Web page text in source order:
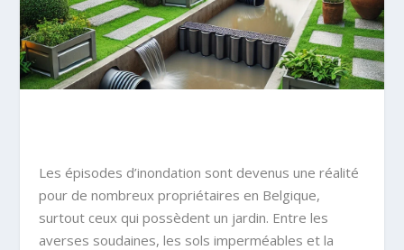
Les épisodes d’inondation sont devenus une réalité
pour de nombreux propriétaires en Belgique,
surtout ceux qui possèdent un jardin. Entre les
averses soudaines, les sols imperméables et la